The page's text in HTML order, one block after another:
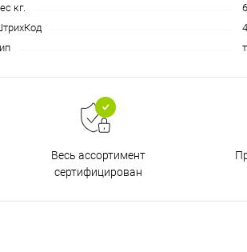
кг.
Весь ассортимент
сертифицирован